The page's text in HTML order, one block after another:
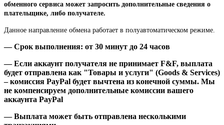
обменного сервиса может запросить дополнительные сведения о
плательщике, либо получателе.
Данное направление обмена работает в полуавтоматическом режиме.
— Срок выполнения: от 30 минут до 24 часов
— Если аккаунт получателя не принимает F&F, выплата
будет отправлена как "Товары и услуги" (Goods & Services)
– комиссия PayPal будет вычтена из конечной суммы. Мы
не компенсируем дополнительные комиссии вашего
аккаунта PayPal
— Выплата может быть отправлена несколькими